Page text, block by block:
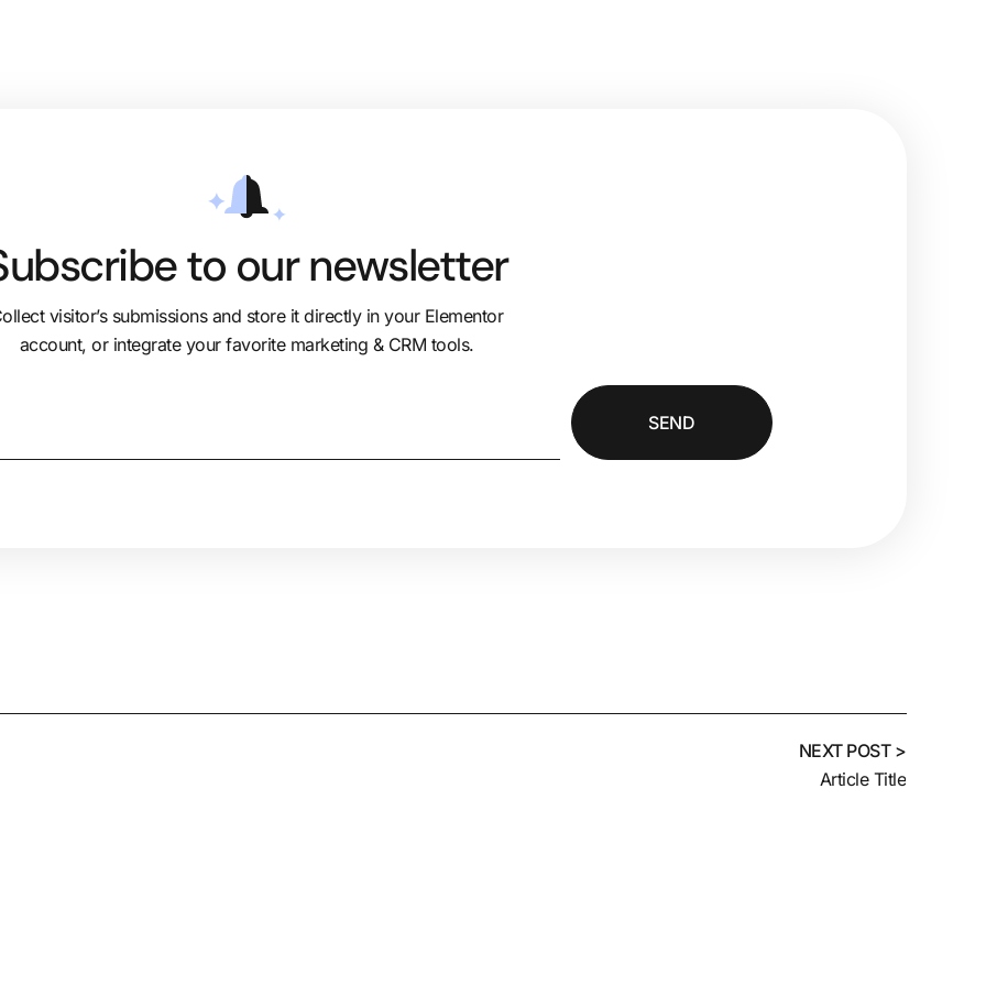
to our newsletter
visitor’s submissions and store it directly in your Elementor
account, or integrate your favorite marketing & CRM tools.
SEND
NEXT POST >
Article Title